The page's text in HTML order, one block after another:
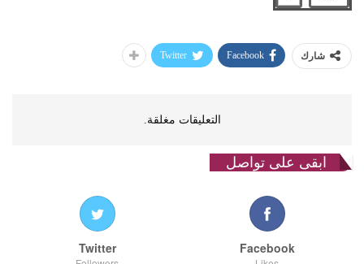
شارك Facebook
Twitter
التعليقات مغلقة.
ابقى على تواصل
Facebook
Twitter